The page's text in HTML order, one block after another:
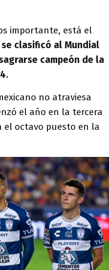
importante, está el
se clasificó al Mundial
campeón de la
no atraviesa
el año en la tercera
el octavo puesto en la